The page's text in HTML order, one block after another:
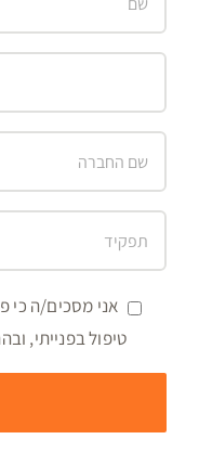
אני מסכים/ה כי
טיפול בפנייתי,